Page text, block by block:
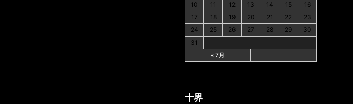
10
11 12 13 14 15
16
17
18 19 20 21 22
23
24
25 26 27 28 29
30
31
« 7月
十界